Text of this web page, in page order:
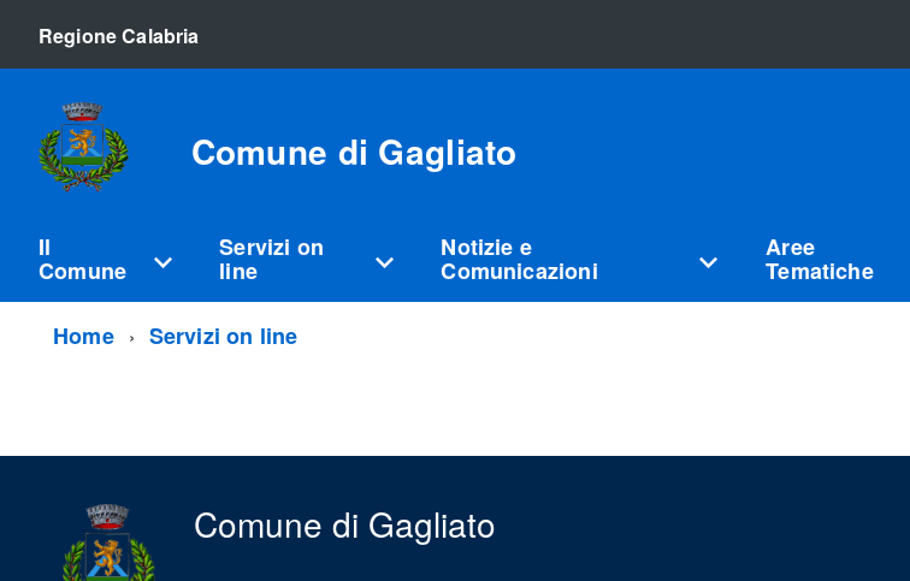
Regione Calabria
Comune di Gagliato
Il
Comune
Servizi on
line
Notizie e
Comunicazioni
Aree
Tematiche
Home Servizi on line
Comune di Gagliato